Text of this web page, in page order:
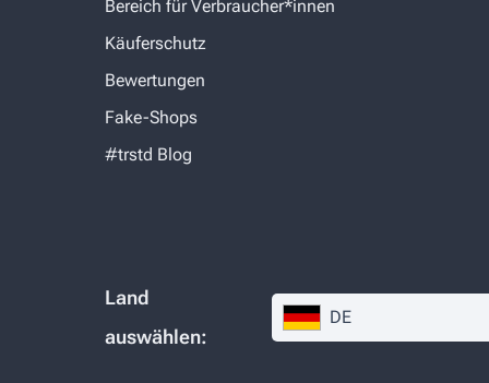
Bereich für Verbraucher*innen
Käuferschutz
Bewertungen
Fake-Shops
#trstd Blog
Land
auswählen:
DE